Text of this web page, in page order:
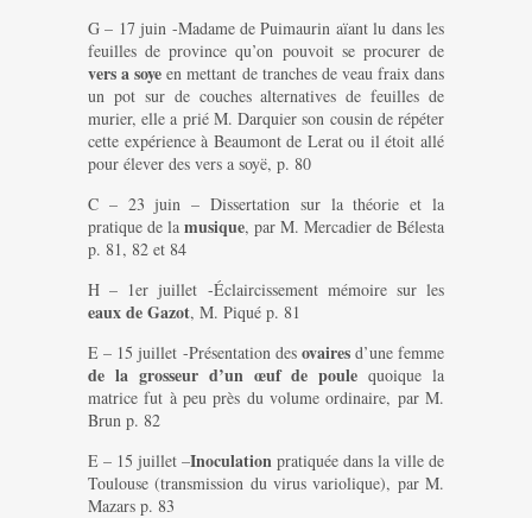
G – 17 juin -Madame de Puimaurin aïant lu dans les
feuilles de province qu’on pouvoit se procurer de
vers a soye en mettant de tranches de veau fraix dans
un pot sur de couches alternatives de feuilles de
murier, elle a prié M. Darquier son cousin de répéter
cette expérience à Beaumont de Lerat ou il étoit allé
pour élever des vers a soyë, p. 80
C – 23 juin – Dissertation sur la théorie et la
pratique de la musique, par M. Mercadier de Bélesta
p. 81, 82 et 84
H – 1er juillet -Éclaircissement mémoire sur les
eaux de Gazot, M. Piqué p. 81
E – 15 juillet -Présentation des ovairesd’une femme
de la grosseur d’un œuf de poule quoique la
matrice fut à peu près du volume ordinaire, par M.
Brun p. 82
E – 15 juillet –Inoculation pratiquée dans la ville de
Toulouse (transmission du virus variolique), par M.
Mazars p. 83